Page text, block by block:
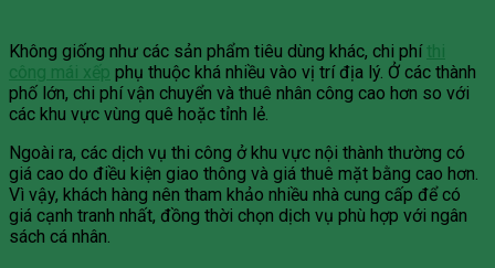
Không giống như các sản phẩm tiêu dùng khác, chi phí thi
công mái xếp phụ thuộc khá nhiều vào vị trí địa lý. Ở các thành
phố lớn, chi phí vận chuyển và thuê nhân công cao hơn so với
các khu vực vùng quê hoặc tỉnh lẻ.
Ngoài ra, các dịch vụ thi công ở khu vực nội thành thường có
giá cao do điều kiện giao thông và giá thuê mặt bằng cao hơn.
Vì vậy, khách hàng nên tham khảo nhiều nhà cung cấp để có
giá cạnh tranh nhất, đồng thời chọn dịch vụ phù hợp với ngân
sách cá nhân.